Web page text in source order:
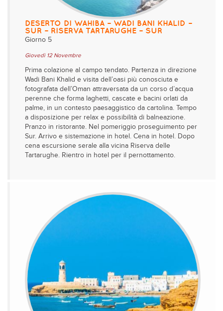
DESERTO DI WAHIBA – WADI BANI KHALID –
SUR – RISERVA TARTARUGHE – SUR
Giorno 5
Giovedì 12 Novembre
Prima colazione al campo tendato. Partenza in direzione
Wadi Bani Khalid e visita dell’oasi più conosciuta e
fotografata dell’Oman attraversata da un corso d’acqua
perenne che forma laghetti, cascate e bacini orlati da
palme, in un contesto paesaggistico da cartolina. Tempo
a disposizione per relax e possibilità di balneazione.
Pranzo in ristorante. Nel pomeriggio proseguimento per
Sur. Arrivo e sistemazione in hotel. Cena in hotel. Dopo
cena escursione serale alla vicina Riserva delle
Tartarughe. Rientro in hotel per il pernottamento.